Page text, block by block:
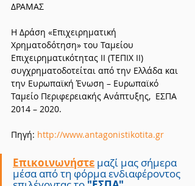
ΔΡΑΜΑΣ
Η Δράση «Επιχειρηματική
Χρηματοδότηση» του Ταμείου
Επιχειρηματικότητας ΙΙ (ΤΕΠΙΧ ΙΙ)
συγχρηματοδοτείται από την Ελλάδα και
την Ευρωπαϊκή Ένωση – Ευρωπαϊκό
Ταμείο Περιφερειακής Ανάπτυξης,  ΕΣΠΑ
2014 – 2020.
Πηγή: http://www.antagonistikotita.gr
Επικοινωνήστε μαζί μας σήμερα
μέσα από τη φόρμα ενδιαφέροντος